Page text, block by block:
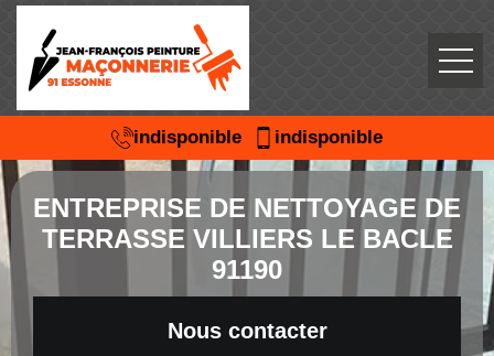
indisponible indisponible
ENTREPRISE DE NETTOYAGE DE
TERRASSE VILLIERS LE BACLE
91190
Nous contacter